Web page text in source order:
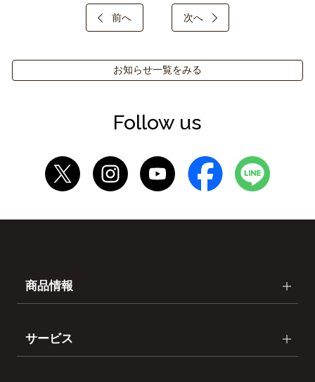
前へ 次へ
お知らせ一覧をみる
Follow us
商品情報
サービス